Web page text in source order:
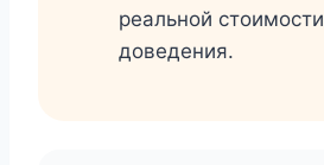
реальной стоимости
доведения.